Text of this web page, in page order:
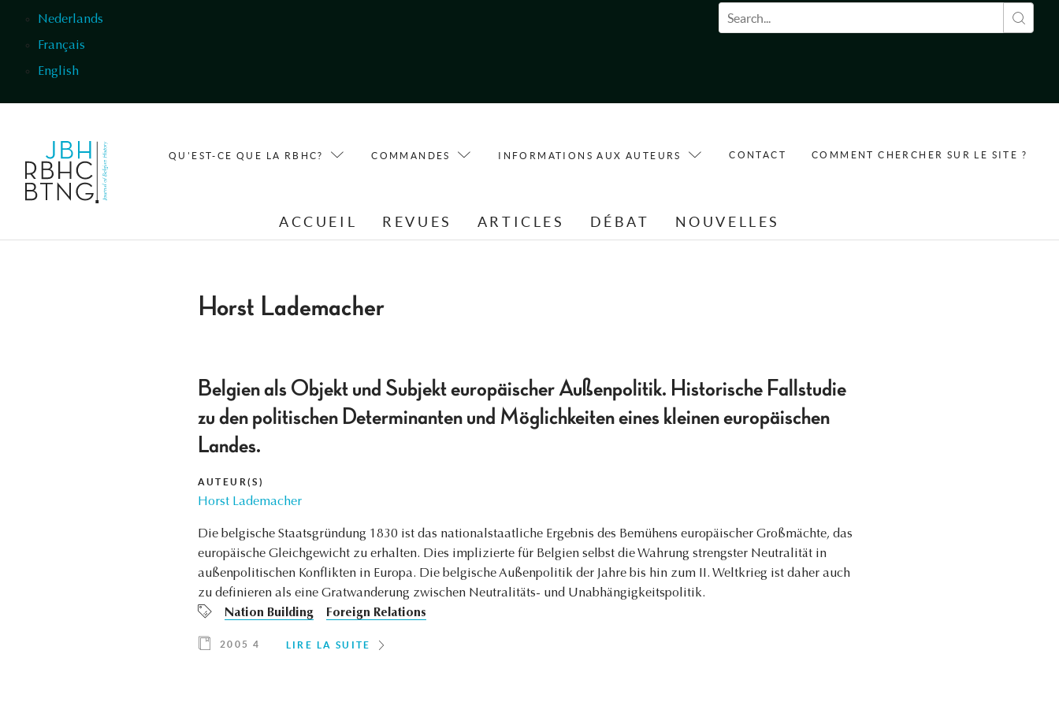
Nederlands
Français
English
Formulaire de recherche
QU'EST-CE QUE LA RBHC? COMMANDES INFORMATIONS AUX AUTEURS CONTACT COMMENT CHERCHER SUR LE SITE ?
ACCUEIL REVUES ARTICLES DÉBAT NOUVELLES
Horst Lademacher
Belgien als Objekt und Subjekt europäischer Außenpolitik. Historische Fallstudie
zu den politischen Determinanten und Möglichkeiten eines kleinen europäischen
Landes.
AUTEUR(S)
Horst Lademacher
Die belgische Staatsgründung 1830 ist das nationalstaatliche Ergebnis des Bemühens europäischer Großmächte, das
europäische Gleichgewicht zu erhalten. Dies implizierte für Belgien selbst die Wahrung strengster Neutralität in
außenpolitischen Konflikten in Europa. Die belgische Außenpolitik der Jahre bis hin zum II. Weltkrieg ist daher auch
zu definieren als eine Gratwanderung zwischen Neutralitäts- und Unabhängigkeitspolitik.
Nation Building
Foreign Relations
2005 4 LIRE LA SUITE